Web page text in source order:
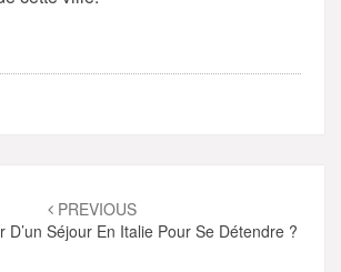
PREVIOUS
D’un Séjour En Italie Pour Se Détendre ?